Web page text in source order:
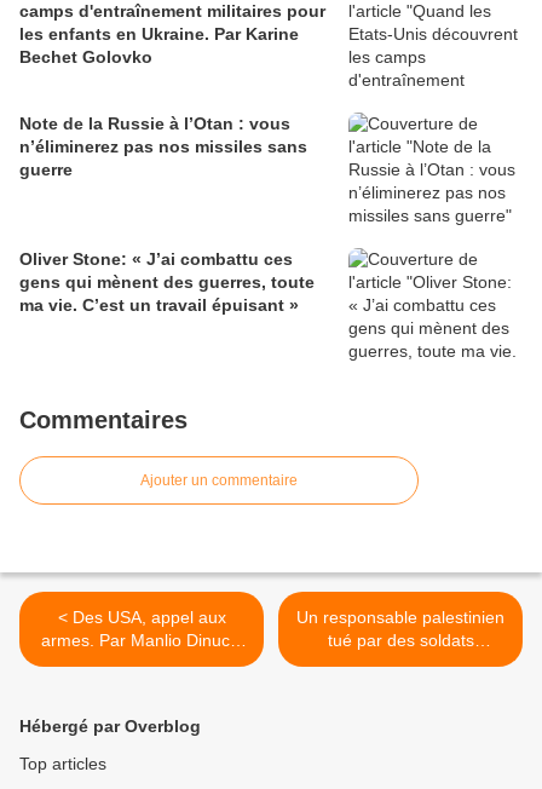
camps d'entraînement militaires pour
les enfants en Ukraine. Par Karine
Bechet Golovko
Note de la Russie à l’Otan : vous
n’éliminerez pas nos missiles sans
guerre
Oliver Stone: « J’ai combattu ces
gens qui mènent des guerres, toute
ma vie. C’est un travail épuisant »
Commentaires
Ajouter un commentaire
< Des USA, appel aux
armes. Par Manlio Dinucci
sur Mondialisation.ca, le 9
Un responsable palestinien
tué par des soldats
israéliens en Cisjordanie.
Hébergé par Overblog
Top articles